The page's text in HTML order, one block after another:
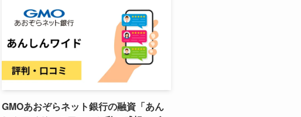
GMOあおぞらネット銀行の融資「あん